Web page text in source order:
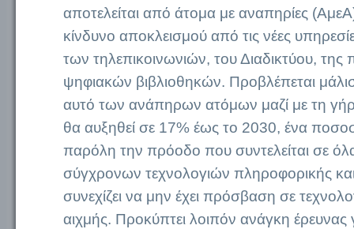
αποτελείται από άτομα με αναπηρίες
κίνδυνο αποκλεισμού από τις νέες
των τηλεπικοινωνιών, του Διαδικτύου,
ψηφιακών βιβλιοθηκών. Προβλέπεται
αυτό των ανάπηρων ατόμων μαζί με τη
θα αυξηθεί σε 17% έως το 2030, ένα
παρόλη την πρόοδο που συντελείται σε
σύγχρονων τεχνολογιών πληροφορικής
συνεχίζει να μην έχει πρόσβαση σε
αιχμής. Προκύπτει λοιπόν ανάγκη έρευνας